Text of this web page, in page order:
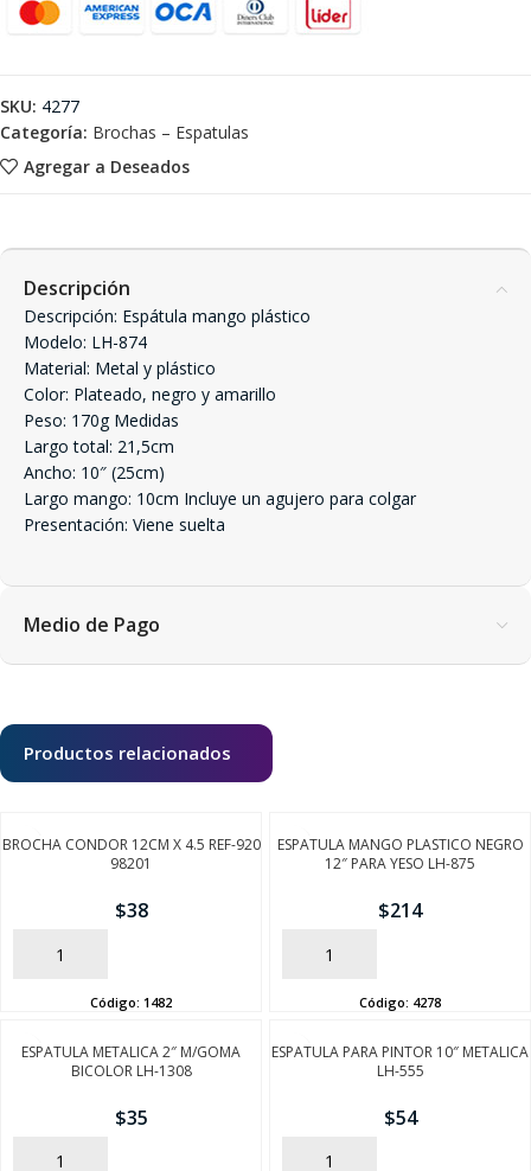
Agregar a Deseados
SKU: 4277
Categoría: Brochas – Espatulas
Descripción
Descripción: Espátula mango plástico
Modelo: LH-874
Material: Metal y plástico
Color: Plateado, negro y amarillo
Peso: 170g Medidas
Largo total: 21,5cm
Ancho: 10″ (25cm)
Largo mango: 10cm Incluye un agujero para colgar
Presentación: Viene suelta
Medio de Pago
Productos relacionados
BROCHA CONDOR 12CM X 4.5 REF-920
98201
$38
AÑADIR
Código: 1482
ESPATULA MANGO PLASTICO NEGRO
12″ PARA YESO LH-875
$214
AÑADIR
Código: 4278
ESPATULA METALICA 2″ M/GOMA
BICOLOR LH-1308
$35
AÑADIR
ESPATULA PARA PINTOR 10″ METALICA
LH-555
$54
AÑADIR